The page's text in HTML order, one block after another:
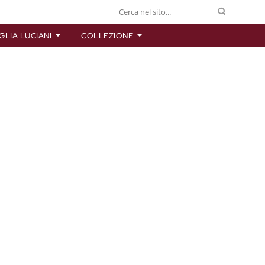
LUCIANI COLLEZIONE